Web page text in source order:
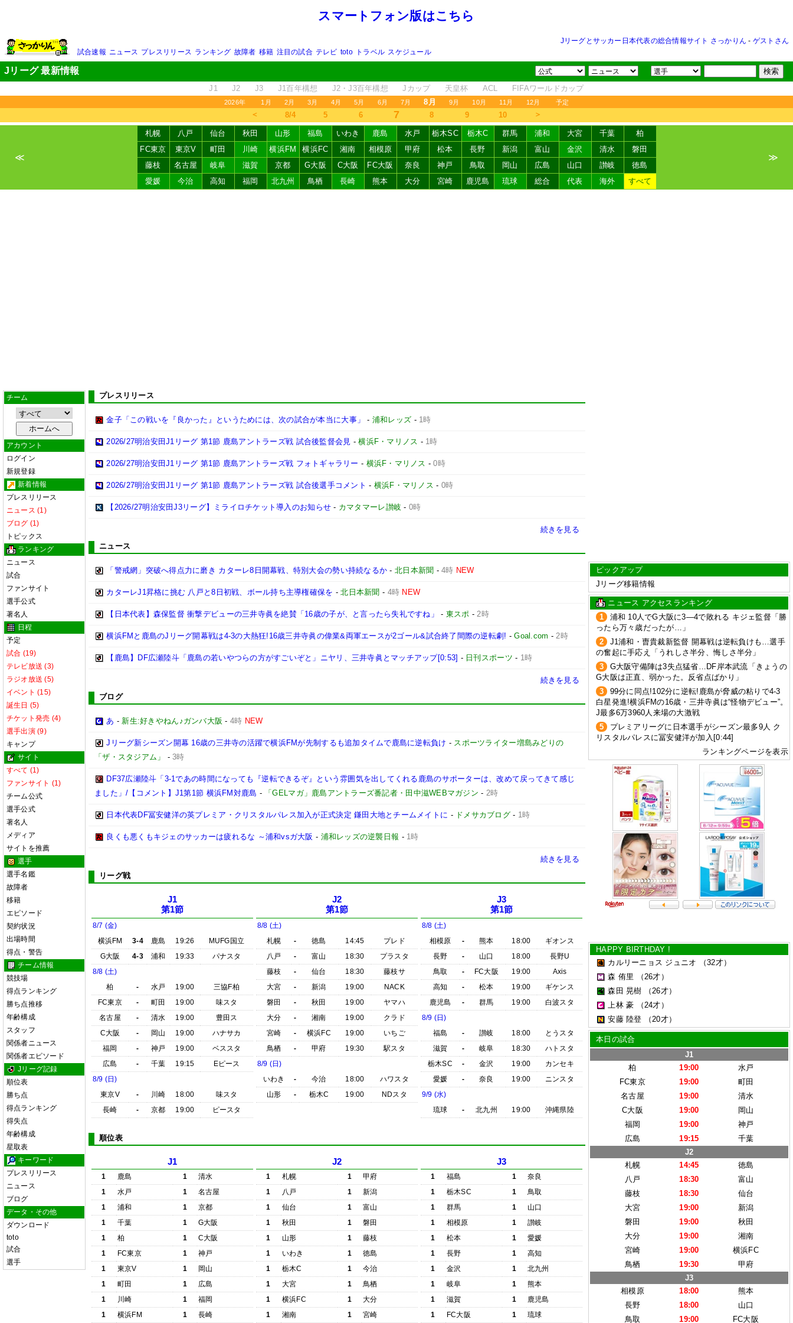
スマートフォン版はこちら
Jリーグとサッカー日本代表の総合情報サイト さっかりん - ゲストさん
試合速報 ニュース プレスリリース ランキング 故障者 移籍 注目の試合 テレビ toto トラベル スケジュール
Jリーグ 最新情報
J1 J2 J3 J1百年構想 J2・J3百年構想 Jカップ 天皇杯 ACL FIFAワールドカップ
2026年 1月 2月 3月 4月 5月 6月 7月 8月 9月 10月 11月 12月 予定
＜ 8/4 5 6 7 8 9 10 ＞
≪
札幌 八戸 仙台 秋田 山形 福島 いわき 鹿島 水戸 栃木SC 栃木C 群馬 浦和 大宮 千葉
柏
FC東京
東京V 町田 川崎 横浜FM 横浜FC 湘南 相模原 甲府 松本 長野 新潟 富山 金沢 清水
磐田
藤枝
名古屋 岐阜 滋賀 京都 G大阪 C大阪 FC大阪 奈良 神戸 鳥取 岡山 広島 山口 讃岐
徳島
愛媛
今治 高知 福岡 北九州 鳥栖 長崎 熊本 大分 宮崎 鹿児島 琉球 総合 代表 海外 すべて
≫
チーム
アカウント
ログイン
新規登録
新着情報
プレスリリース
ニュース (1)
ブログ (1)
トピックス
ランキング
ニュース
試合
ファンサイト
選手公式
著名人
日程
予定
試合 (19)
テレビ放送 (3)
ラジオ放送 (5)
イベント (15)
誕生日 (5)
チケット発売 (4)
選手出演 (9)
キャンプ
サイト
すべて (1)
ファンサイト (1)
チーム公式
選手公式
著名人
メディア
サイトを推薦
選手
選手名鑑
故障者
移籍
エピソード
契約状況
出場時間
得点・警告
チーム情報
競技場
得点ランキング
勝ち点推移
年齢構成
スタッフ
関係者ニュース
関係者エピソード
Jリーグ記録
順位表
勝ち点
得点ランキング
得失点
年齢構成
星取表
キーワード
プレスリリース
ニュース
ブログ
データ・その他
ダウンロード
toto
試合
選手
プレスリリース
金子「この戦いを『良かった』というためには、次の試合が本当に大事」 - 浦和レッズ - 1時
2026/27明治安田J1リーグ 第1節 鹿島アントラーズ戦 試合後監督会見 -横浜F・マリノス - 1時
2026/27明治安田J1リーグ 第1節 鹿島アントラーズ戦 フォトギャラリー - 横浜F・マリノス -0時
2026/27明治安田J1リーグ 第1節 鹿島アントラーズ戦 試合後選手コメント - 横浜F・マリノス - 0時
【2026/27明治安田J3リーグ】ミライロチケット導入のお知らせ - カマタマーレ讃岐 - 0時
続きを見る
ニュース
「警戒網」突破へ得点力に磨き カターレ8日開幕戦、特別大会の勢い持続なるか - 北日本新聞 -4時 NEW
カターレJ1昇格に挑む 八戸と8日初戦、ボール持ち主導権確保を -北日本新聞 - 4時 NEW
【日本代表】森保監督 衝撃デビューの三井寺眞を絶賛「16歳の子が、と言ったら失礼ですね」 - 東スポ -2時
横浜FMと鹿島のJリーグ開幕戦は4-3の大熱狂!16歳三井寺眞の偉業&両軍エースが2ゴール&試合終了間際の逆転劇! -Goal.com -2時
【鹿島】DF広瀬陸斗「鹿島の若いやつらの方がすごいぞと」ニヤリ、三井寺眞とマッチアップ[0:53] - 日刊スポーツ - 1時
続きを見る
ブログ
あ - 新生:好きやねん♪ガンバ大阪 - 4時 NEW
Jリーグ新シーズン開幕 16歳の三井寺の活躍で横浜FMが先制するも追加タイムで鹿島に逆転負け - スポーツライター増島みどりの
「ザ・スタジアム」
-3時
DF37広瀬陸斗「3-1であの時間になっても『逆転できるぞ』という雰囲気を出してくれる鹿島のサポーターは、改めて戻ってきて感じ
ました」/【コメント】J1第1節 横浜FM対鹿島 - 「GELマガ」鹿島アントラーズ番記者・田中滋WEBマガジン - 2時
日本代表DF冨安健洋の英プレミア・クリスタルパレス加入が正式決定 鎌田大地とチームメイトに - ドメサカブログ- 1時
良くも悪くもキジェのサッカーは疲れるな ～浦和vsガ大阪 - 浦和レッズの逆襲日報 - 1時
続きを見る
リーグ戦
J1
第1節
8/7 (金)
横浜FM
3-4 鹿島 19:26
MUFG国立
G大阪
4-3 浦和 19:33
パナスタ
8/8 (土)
柏
- 水戸 19:00
三協F柏
FC東京
- 町田 19:00
味スタ
名古屋
- 清水 19:00
豊田ス
C大阪
- 岡山 19:00
ハナサカ
福岡
- 神戸 19:00
ベススタ
広島
- 千葉 19:15
Eピース
8/9 (日)
東京V
- 川崎 18:00
味スタ
長崎
- 京都 19:00 ピースタ
J2
第1節
8/8 (土)
札幌
- 徳島 14:45
プレド
八戸
- 富山 18:30
プラスタ
藤枝
- 仙台 18:30
藤枝サ
大宮
- 新潟 19:00
NACK
磐田
- 秋田 19:00
ヤマハ
大分
- 湘南 19:00
クラド
宮崎
- 横浜FC 19:00
いちご
鳥栖
- 甲府 19:30
駅スタ
8/9 (日)
いわき
- 今治 18:00
ハワスタ
山形
- 栃木C 19:00 NDスタ
J3
第1節
8/8 (土)
相模原
- 熊本 18:00
ギオンス
長野
- 山口 18:00
長野U
鳥取
- FC大阪 19:00
Axis
高知
- 松本 19:00
ギケンス
鹿児島
- 群馬 19:00
白波スタ
8/9 (日)
福島
- 讃岐 18:00
とうスタ
滋賀
- 岐阜 18:30
ハトスタ
栃木SC
- 金沢 19:00
カンセキ
愛媛
- 奈良 19:00
ニンスタ
9/9 (水)
琉球
- 北九州 19:00 沖縄県陸
順位表
J1
1 鹿島 1
清水
1
水戸 1
名古屋
1
浦和 1
京都
1
千葉 1
G大阪
1
柏 1
C大阪
1
FC東京 1
神戸
1
東京V 1
岡山
1
町田 1
広島
1
川崎 1
福岡
1
横浜FM 1 長崎
J2
1 札幌 1
甲府
1
八戸 1
新潟
1
仙台 1
富山
1
秋田 1
磐田
1
山形 1
藤枝
1
いわき 1
徳島
1
栃木C 1
今治
1
大宮 1
鳥栖
1
横浜FC 1
大分
1
湘南 1 宮崎
J3
1 福島 1
奈良
1
栃木SC 1
鳥取
1
群馬 1
山口
1
相模原 1
讃岐
1
松本 1
愛媛
1
長野 1
高知
1
金沢 1
北九州
1
岐阜 1
熊本
1
滋賀 1
鹿児島
1
FC大阪 1 琉球
ピックアップ
Jリーグ移籍情報
ニュース アクセスランキング
1
浦和 10人でG大阪に3―4で敗れる キジェ監督「勝
ったら万々歳だったが…」
2
J1浦和・曺貴裁新監督 開幕戦は逆転負けも…選手
の奮起に手応え「うれしさ半分、悔しさ半分」
3
G大阪守備陣は3失点猛省…DF岸本武流「きょうの
G大阪は正直、弱かった。反省点ばかり」
3
99分に同点!102分に逆転!鹿島が脅威の粘りで4-3
白星発進!横浜FMの16歳・三井寺眞は“怪物デビュー”。
J最多6万3960人来場の大激戦
5
プレミアリーグに日本選手がシーズン最多9人 ク
リスタルパレスに冨安健洋が加入[0:44]
ランキングページを表示
HAPPY BIRTHDAY !
カルリーニョス ジュニオ
（32才）
森 侑里
（26才）
森田 晃樹
（26才）
上林 豪
（24才）
安藤 陸登
（20才）
本日の試合
J1
柏
19:00
水戸
FC東京
19:00
町田
名古屋
19:00
清水
C大阪
19:00
岡山
福岡
19:00
神戸
広島
19:15
千葉
J2
札幌
14:45
徳島
八戸
18:30
富山
藤枝
18:30
仙台
大宮
19:00
新潟
磐田
19:00
秋田
大分
19:00
湘南
宮崎
19:00
横浜FC
鳥栖
19:30
甲府
J3
相模原
18:00
熊本
長野
18:00
山口
鳥取
19:00
FC大阪